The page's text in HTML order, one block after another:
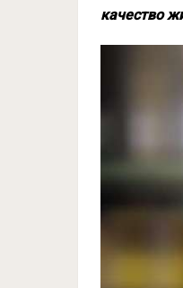
качество